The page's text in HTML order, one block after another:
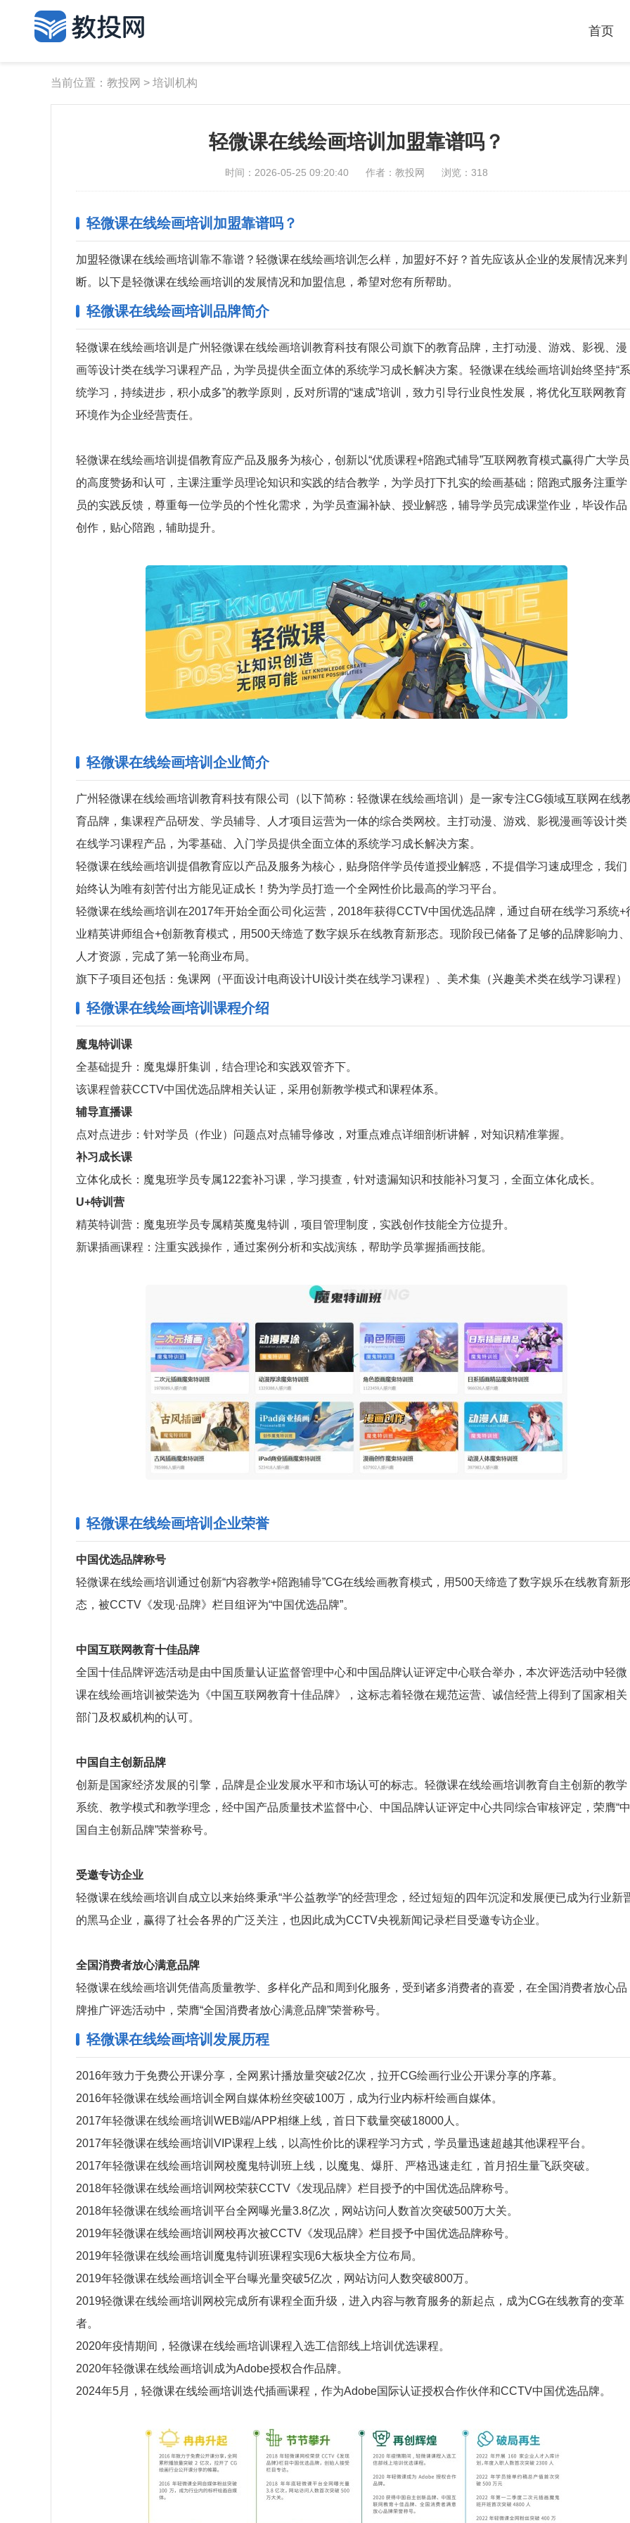
首页
当前位置： 教投网 > 培训机构
轻微课在线绘画培训加盟靠谱吗？
时间：2026-05-25 09:20:40 作者：教投网 浏览：318
轻微课在线绘画培训加盟靠谱吗？
加盟轻微课在线绘画培训靠不靠谱？轻微课在线绘画培训怎么样，加盟好不好？首先应该从企业的发展情况来判
断。以下是轻微课在线绘画培训的发展情况和加盟信息，希望对您有所帮助。
轻微课在线绘画培训品牌简介
轻微课在线绘画培训是广州轻微课在线绘画培训教育科技有限公司旗下的教育品牌，主打动漫、游戏、影视、漫
画等设计类在线学习课程产品，为学员提供全面立体的系统学习成长解决方案。轻微课在线绘画培训始终坚持“系
统学习，持续进步，积小成多”的教学原则，反对所谓的“速成”培训，致力引导行业良性发展，将优化互联网教育
环境作为企业经营责任。
轻微课在线绘画培训提倡教育应产品及服务为核心，创新以“优质课程+陪跑式辅导”互联网教育模式赢得广大学员
的高度赞扬和认可，主课注重学员理论知识和实践的结合教学，为学员打下扎实的绘画基础；陪跑式服务注重学
员的实践反馈，尊重每一位学员的个性化需求，为学员查漏补缺、授业解惑，辅导学员完成课堂作业，毕设作品
创作，贴心陪跑，辅助提升。
轻微课在线绘画培训企业简介
广州轻微课在线绘画培训教育科技有限公司（以下简称：轻微课在线绘画培训）是一家专注CG领域互联网在线
育品牌，集课程产品研发、学员辅导、人才项目运营为一体的综合类网校。主打动漫、游戏、影视漫画等设计类
在线学习课程产品，为零基础、入门学员提供全面立体的系统学习成长解决方案。
轻微课在线绘画培训提倡教育应以产品及服务为核心，贴身陪伴学员传道授业解惑，不提倡学习速成理念，我们
始终认为唯有刻苦付出方能见证成长！势为学员打造一个全网性价比最高的学习平台。
轻微课在线绘画培训在2017年开始全面公司化运营，2018年获得CCTV中国优选品牌，通过自研在线学习系统+
业精英讲师组合+创新教育模式，用500天缔造了数字娱乐在线教育新形态。现阶段已储备了足够的品牌影响力、
人才资源，完成了第一轮商业布局。
旗下子项目还包括：兔课网（平面设计电商设计UI设计类在线学习课程）、美术集（兴趣美术类在线学习课程）
轻微课在线绘画培训课程介绍
魔鬼特训课
全基础提升：魔鬼爆肝集训，结合理论和实践双管齐下。
该课程曾获CCTV中国优选品牌相关认证，采用创新教学模式和课程体系。
辅导直播课
点对点进步：针对学员（作业）问题点对点辅导修改，对重点难点详细剖析讲解，对知识精准掌握。
补习成长课
立体化成长：魔鬼班学员专属122套补习课，学习摸查，针对遗漏知识和技能补习复习，全面立体化成长。
U+特训营
精英特训营：魔鬼班学员专属精英魔鬼特训，项目管理制度，实践创作技能全方位提升。
新课插画课程：注重实践操作，通过案例分析和实战演练，帮助学员掌握插画技能。
轻微课在线绘画培训企业荣誉
中国优选品牌称号
轻微课在线绘画培训通过创新“内容教学+陪跑辅导”CG在线绘画教育模式，用500天缔造了数字娱乐在线教育新
态，被CCTV《发现·品牌》栏目组评为“中国优选品牌”。
中国互联网教育十佳品牌
全国十佳品牌评选活动是由中国质量认证监督管理中心和中国品牌认证评定中心联合举办，本次评选活动中轻微
课在线绘画培训被荣选为《中国互联网教育十佳品牌》，这标志着轻微在规范运营、诚信经营上得到了国家相关
部门及权威机构的认可。
中国自主创新品牌
创新是国家经济发展的引擎，品牌是企业发展水平和市场认可的标志。轻微课在线绘画培训教育自主创新的教学
系统、教学模式和教学理念，经中国产品质量技术监督中心、中国品牌认证评定中心共同综合审核评定，荣膺“中
国自主创新品牌”荣誉称号。
受邀专访企业
轻微课在线绘画培训自成立以来始终秉承“半公益教学”的经营理念，经过短短的四年沉淀和发展便已成为行业新
的黑马企业，赢得了社会各界的广泛关注，也因此成为CCTV央视新闻记录栏目受邀专访企业。
全国消费者放心满意品牌
轻微课在线绘画培训凭借高质量教学、多样化产品和周到化服务，受到诸多消费者的喜爱，在全国消费者放心品
牌推广评选活动中，荣膺“全国消费者放心满意品牌”荣誉称号。
轻微课在线绘画培训发展历程
2016年致力于免费公开课分享，全网累计播放量突破2亿次，拉开CG绘画行业公开课分享的序幕。
2016年轻微课在线绘画培训全网自媒体粉丝突破100万，成为行业内标杆绘画自媒体。
2017年轻微课在线绘画培训WEB端/APP相继上线，首日下载量突破18000人。
2017年轻微课在线绘画培训VIP课程上线，以高性价比的课程学习方式，学员量迅速超越其他课程平台。
2017年轻微课在线绘画培训网校魔鬼特训班上线，以魔鬼、爆肝、严格迅速走红，首月招生量飞跃突破。
2018年轻微课在线绘画培训网校荣获CCTV《发现品牌》栏目授予的中国优选品牌称号。
2018年轻微课在线绘画培训平台全网曝光量3.8亿次，网站访问人数首次突破500万大关。
2019年轻微课在线绘画培训网校再次被CCTV《发现品牌》栏目授予中国优选品牌称号。
2019年轻微课在线绘画培训魔鬼特训班课程实现6大板块全方位布局。
2019年轻微课在线绘画培训全平台曝光量突破5亿次，网站访问人数突破800万。
2019轻微课在线绘画培训网校完成所有课程全面升级，进入内容与教育服务的新起点，成为CG在线教育的变革
者。
2020年疫情期间，轻微课在线绘画培训课程入选工信部线上培训优选课程。
2020年轻微课在线绘画培训成为Adobe授权合作品牌。
2024年5月，轻微课在线绘画培训迭代插画课程，作为Adobe国际认证授权合作伙伴和CCTV中国优选品牌。